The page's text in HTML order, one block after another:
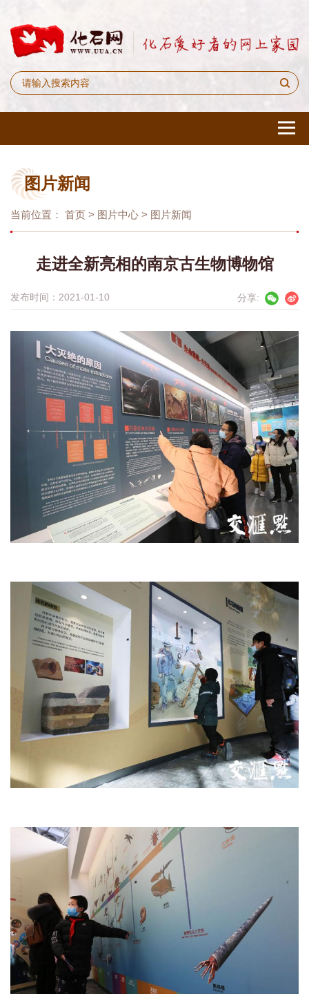
图片新闻
当前位置： 首页 > 图片中心 > 图片新闻
走进全新亮相的南京古生物博物馆
发布时间：2021-01-10 分享: